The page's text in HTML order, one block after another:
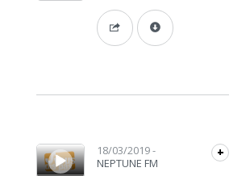
Lecteur audio 18/03/2019-
NEPTUNE FM
+